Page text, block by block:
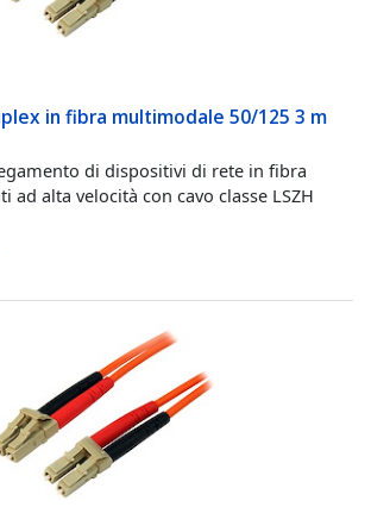
in fibra multimodale 50/125 3 m
di dispositivi di rete in fibra
ad alta velocità con cavo classe LSZH